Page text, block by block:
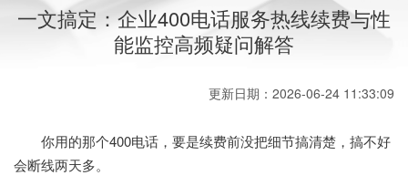
一文搞定：企业400电话服务热线续费与性
能监控高频疑问解答
更新日期：2026-06-24 11:33:09
你用的那个400电话，要是续费前没把细节搞清楚，搞不好
会断线两天多。